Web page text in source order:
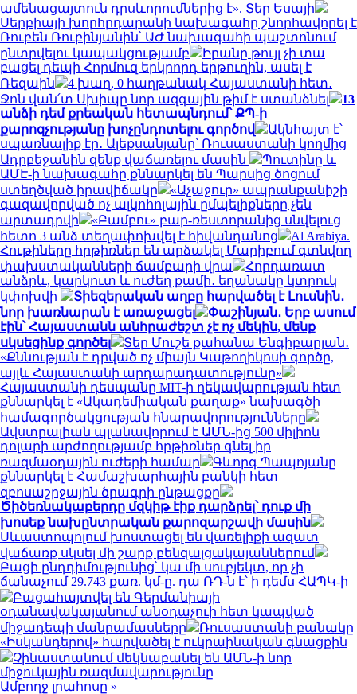
ամենացայտուն դրսևորումներից է». Տեր Եսայի
Սերբիայի խորհրդարանի նախագահը շնորհավորել է
Ռուբեն Ռուբինյանին՝ ԱԺ նախագահի պաշտոնում
ընտրվելու կապակցությամբ
Իրանը թույլ չի տա
բացել դեպի Հորմուզ երկրորդ երթուղին, ասել է
Ռեզաին
4 խաղ, 0 հաղթանակ Հայաստանի հետ․
Ջոն վան՛տ Սխիպը նոր ազգային թիմ է ստանձնել
13
անձի դեմ քրեական հետապնդում՝ ՔՊ-ի
քարոզչությանը խոչընդոտելու գործով
Ակնհայտ է՝
սպառնալիք էր․ Ալեքսանյանը՝ Ռուսաստանի կողմից
Ադրբեջանին զենք վաճառելու մասին
Պուտինը և
ԱՄԷ-ի նախագահը քննարկել են Պարսից ծոցում
ստեղծված իրավիճակը
«Աչաջուր» ապրանքանիշի
գազավորված ոչ ալկոհոլային ըմպելիքները չեն
արտադրվի
«Բամբու» բար-ռեստորանից սնվելուց
հետո 3 անձ տեղափոխվել է հիվանդանոց
Al Arabiya.
Հութիները հրթիռներ են արձակել Մարիբում գտնվող
փախստականների ճամբարի վրա
Հորդառատ
անձրև, կարկուտ և ուժեղ քամի․ եղանակը կտրուկ
կփոխվի
Տիեզերական աղբը հարվածել է Լուսնին․
նոր խառնարան է առաջացել
Փաշինյան․ Երբ ասում
էին՝ Հայաստանն անհրաժեշտ չէ ոչ մեկին, մենք
սկսեցինք գործել
Տեր Մուշե քահանա Ենգիբարյան․
«Քննության է դրված ոչ միայն Կաթողիկոսի գործը,
այլև Հայաստանի արդարադատությունը»
Հայաստանի դեսպանը MIT-ի ղեկավարության հետ
քննարկել է «Ակադեմիական քաղաք» նախագծի
համագործակցության հնարավորությունները
Ավստրալիան պլանավորում է ԱՄՆ-ից 500 միլիոն
դոլարի արժողությամբ հրթիռներ գնել իր
ռազմաօդային ուժերի համար
Գևորգ Պապոյանը
քննարկել է Համաշխարհային բանկի հետ
զբոսաշրջային ծրագրի ընթացքը
Ծիծեռնակաբերդը մզկիթ էիք դարձրել՝ դուք մի
խոսեք նախընտրական քարոզարշավի մասին
Սևաստոպոլում խոստացել են վառելիքի ազատ
վաճառք սկսել մի շարք բենզալցակայաններում
Բացի ընդդիմությունից՝ կա մի սուբյեկտ, որ չի
ճանաչում 29.743 քառ. կմ-ը. դա ՌԴ-ն է՝ ի դեմս ՀԱՊԿ-ի
Բացահայտվել են Գերմանիայի
օդանավակայանում անօդաչուի հետ կապված
միջադեպի մանրամասները
Ռուսաստանի բանակը
«Իսկանդերով» հարվածել է ուկրաինական գնացքին
Չինաստանում մեկնաբանել են ԱՄՆ-ի նոր
միջուկային ռազմավարությունը
Ամբողջ լրահոսը »